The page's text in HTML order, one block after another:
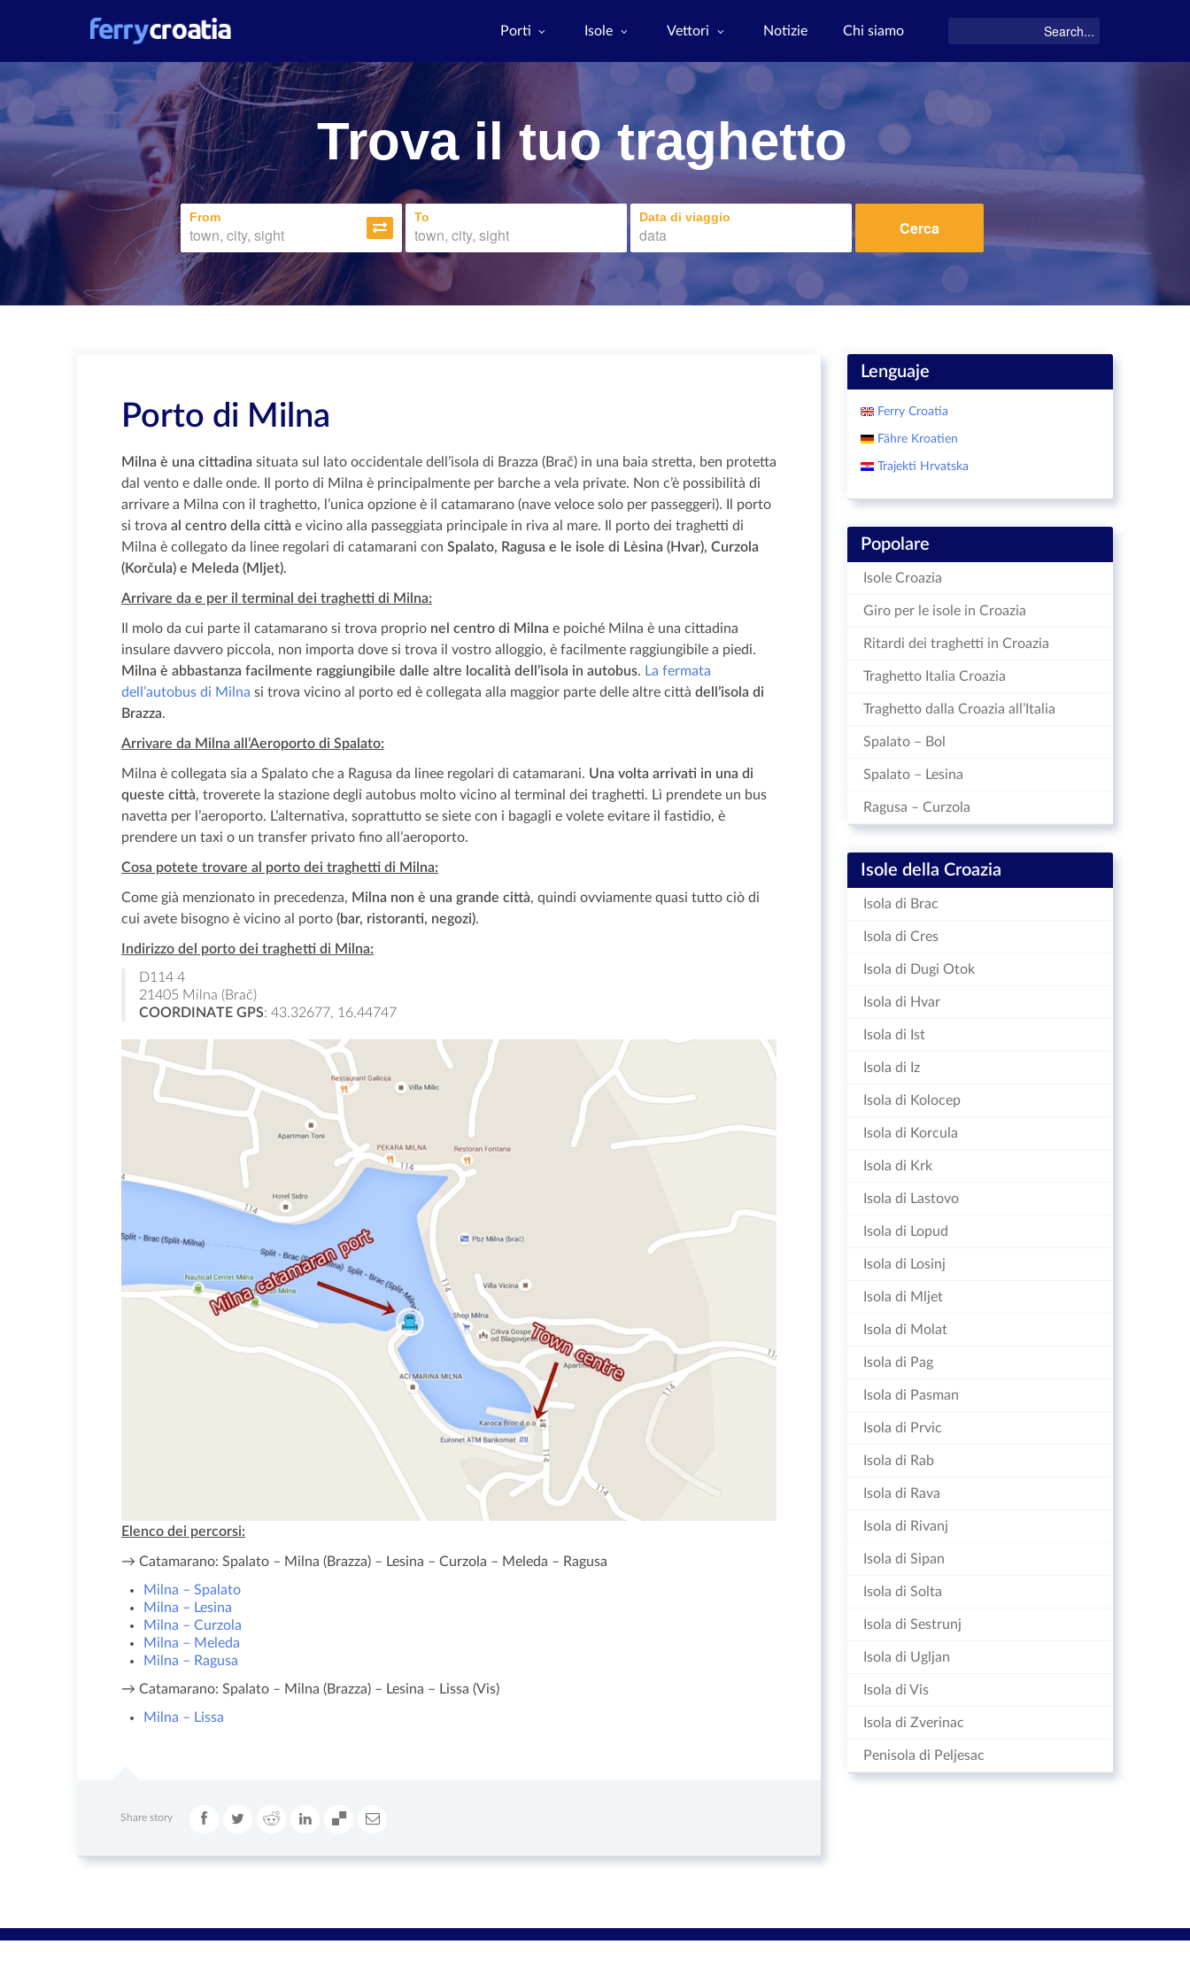
Porti Isole Vettori Notizie Chi siamo
Trova il tuo traghetto
From To Data di viaggio
Cerca
Porto di Milna
Milna è una cittadina situata sul lato occidentale dell’isola di Brazza (Brač) in una baia stretta, ben protetta
dal vento e dalle onde. Il porto di Milna è principalmente per barche a vela private. Non c’è possibilità di
arrivare a Milna con il traghetto, l’unica opzione è il catamarano (nave veloce solo per passeggeri). Il porto
si trova al centro della città e vicino alla passeggiata principale in riva al mare. Il porto dei traghetti di
Milna è collegato da linee regolari di catamarani con Spalato, Ragusa e le isole di Lèsina (Hvar), Curzola
(Korčula) e Meleda (Mljet).
Arrivare da e per il terminal dei traghetti di Milna:
Il molo da cui parte il catamarano si trova proprio nel centro di Milna e poiché Milna è una cittadina
insulare davvero piccola, non importa dove si trova il vostro alloggio, è facilmente raggiungibile a piedi.
Milna è abbastanza facilmente raggiungibile dalle altre località dell’isola in autobus. La fermata
dell’autobus di Milna si trova vicino al porto ed è collegata alla maggior parte delle altre città dell’isola di
Brazza.
Arrivare da Milna all’Aeroporto di Spalato:
Milna è collegata sia a Spalato che a Ragusa da linee regolari di catamarani. Una volta arrivati in una di
queste città, troverete la stazione degli autobus molto vicino al terminal dei traghetti. Lì prendete un bus
navetta per l’aeroporto. L’alternativa, soprattutto se siete con i bagagli e volete evitare il fastidio, è
prendere un taxi o un transfer privato fino all’aeroporto.
Cosa potete trovare al porto dei traghetti di Milna:
Come già menzionato in precedenza, Milna non è una grande città, quindi ovviamente quasi tutto ciò di
cui avete bisogno è vicino al porto (bar, ristoranti, negozi).
Indirizzo del porto dei traghetti di Milna:
D114 4
21405 Milna (Brač)
COORDINATE GPS: 43.32677, 16.44747
Elenco dei percorsi:
→ Catamarano: Spalato – Milna (Brazza) – Lesina – Curzola – Meleda – Ragusa
Milna – Spalato
Milna – Lesina
Milna – Curzola
Milna – Meleda
Milna – Ragusa
→ Catamarano: Spalato – Milna (Brazza) – Lesina – Lissa (Vis)
Milna – Lissa
Share story
Lenguaje
Ferry Croatia
Fähre Kroatien
Trajekti Hrvatska
Popolare
Isole Croazia
Giro per le isole in Croazia
Ritardi dei traghetti in Croazia
Traghetto Italia Croazia
Traghetto dalla Croazia all’Italia
Spalato – Bol
Spalato – Lesina
Ragusa – Curzola
Isole della Croazia
Isola di Brac
Isola di Cres
Isola di Dugi Otok
Isola di Hvar
Isola di Ist
Isola di Iz
Isola di Kolocep
Isola di Korcula
Isola di Krk
Isola di Lastovo
Isola di Lopud
Isola di Losinj
Isola di Mljet
Isola di Molat
Isola di Pag
Isola di Pasman
Isola di Prvic
Isola di Rab
Isola di Rava
Isola di Rivanj
Isola di Sipan
Isola di Solta
Isola di Sestrunj
Isola di Ugljan
Isola di Vis
Isola di Zverinac
Penisola di Peljesac